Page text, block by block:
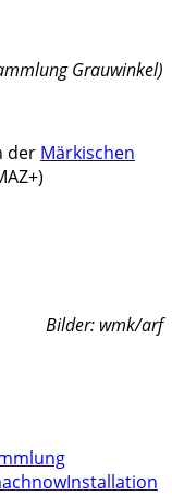
Grauwinkel)
der Märkischen
Bilder: wmk/arf
Installation